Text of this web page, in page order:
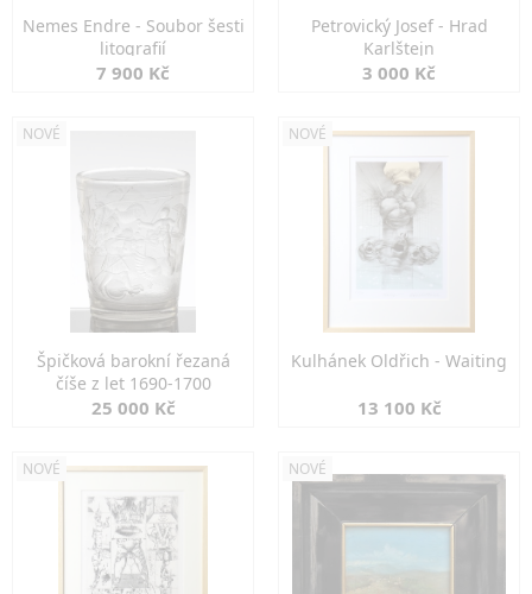
Nemes Endre - Soubor šesti
litografií
7 900 Kč
Petrovický Josef - Hrad
Karlštejn
3 000 Kč
NOVÉ
Špičková barokní řezaná
číše z let 1690-1700
25 000 Kč
NOVÉ
Kulhánek Oldřich - Waiting
13 100 Kč
NOVÉ NOVÉ